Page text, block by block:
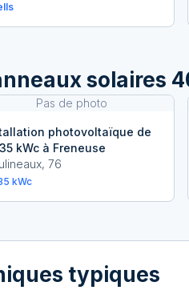
solaires
Pas de photo
photovoltaïque de
kWc à Freneuse
, 76
kWc
typiques